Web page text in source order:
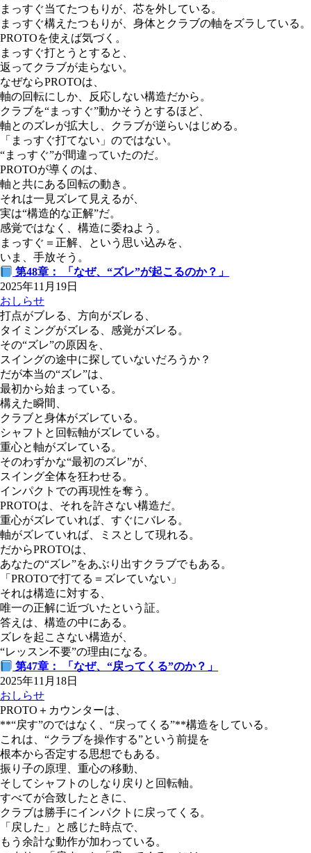
まっすぐ当てたつもりが、芯を外している。
まっすぐ構えたつもりが、身体とクラブの軸をズラしている。
PROTOを使えば気づく。
まっすぐ打とうとすると、
返ってクラブが走らない。
なぜならPROTOは、
軸の回転にしか、反応しない構造だから。
クラブを“まっすぐ”動かそうとするほど、
軸とのズレが拡大し、クラブが逆らいはじめる。
「まっすぐ打てない」のではない。
“まっすぐ”が間違っていたのだ。
PROTOが導くのは、
軸と共にある回転の動き。
それは一見ズレて見えるが、
実は“構造的な正解”だ。
感覚ではなく、構造に委ねよう。
まっすぐ＝正解、という思い込みを、
いま、手放そう。
第48章： 「なぜ、“ズレ”が起こるのか？」
2025年11月19日
おしらせ
打点がブレる、方向がズレる、
タイミングがズレる、感覚がズレる。
その“ズレ”の原因を、
スイングの途中に探していないだろうか？
だが本当の“ズレ”は、
最初から始まっている。
構えた瞬間、
クラブと身体がズレている。
シャフトと回転軸がズレている。
重心と軸がズレている。
そのわずかな“最初のズレ”が、
スイング全体を狂わせる。
インパクトでの再現性を奪う。
PROTOは、それを許さない構造だ。
重心がズレていれば、すぐにバレる。
軸がズレていれば、ミスとして現れる。
だからPROTOは、
あなたの“ズレ”をあぶり出すクラブでもある。
「PROTOで打てる＝ズレていない」
それは構造に対する、
唯一の正解に近づいたという証。
答えは、構造の中にある。
ズレを起こさない構造が、
“レッスン不要”の理由になる。
第47章： 「なぜ、“戻ってくる”のか？」
2025年11月18日
おしらせ
PROTO＋カウンターは、
**“戻す”のではなく、“戻ってくる”**構造をしている。
これは、“クラブを操作する”という前提を
根本から否定する思想でもある。
振り子の原理、重心の移動、
そしてシャフトのしなり戻りと回転軸。
すべてが合致したときに、
クラブは勝手にインパクトに戻ってくる。
「戻した」と感じた時点で、
もう余計な動作が加わっている。